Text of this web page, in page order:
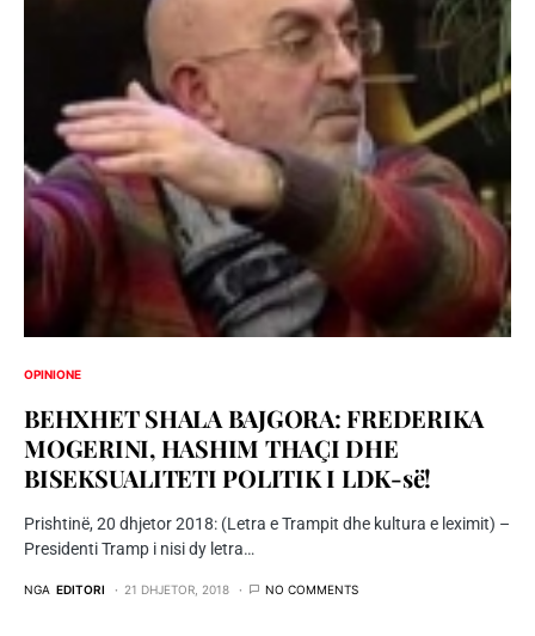
OPINIONE
BEHXHET SHALA BAJGORA: FREDERIKA
MOGERINI, HASHIM THAÇI DHE
BISEKSUALITETI POLITIK I LDK-së!
Prishtinë, 20 dhjetor 2018: (Letra e Trampit dhe kultura e leximit) –
Presidenti Tramp i nisi dy letra…
NGA EDITORI 21 DHJETOR, 2018 NO COMMENTS